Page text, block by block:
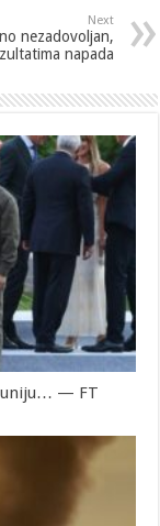
Next
nezadovoljan,
napada
uniju… — FT